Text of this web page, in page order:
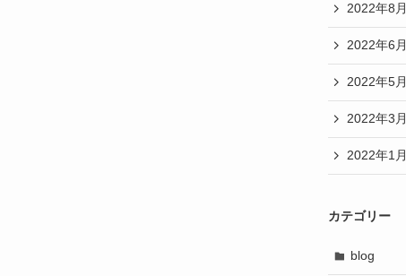
2022年8月
2022年6月
2022年5月
2022年3月
2022年1月
カテゴリー
blog